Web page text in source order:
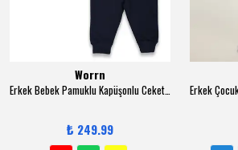
Worrn
Erkek Bebek Pamuklu Kapüşonlu Ceketli 3-12 Ay 3 lü Trend Takım - 6131
₺ 249.99